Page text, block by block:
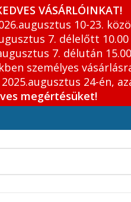
VÁSÁRLÓINKAT!
10-23.
7. délelőtt
7. délután
személyes
24-én,
megértésüket!